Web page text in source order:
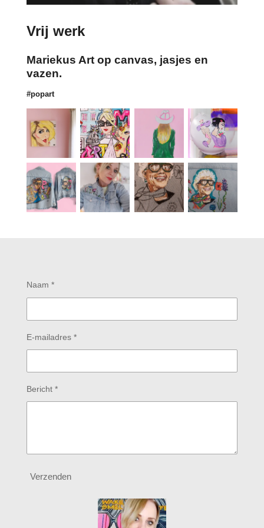
Vrij werk
Mariekus Art op canvas, jasjes en
vazen.
#popart
Naam *
E-mailadres *
Bericht *
Verzenden